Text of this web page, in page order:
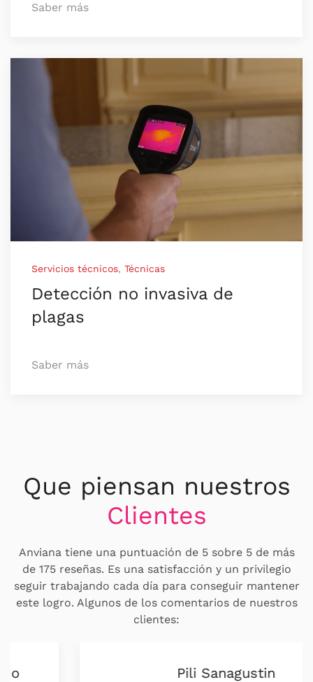
Saber más
Servicios técnicos, Técnicas
Detección no invasiva de
plagas
Saber más
Que piensan nuestros
Clientes
Anviana tiene una puntuación de 5 sobre 5 de más
de 175 reseñas. Es una satisfacción y un privilegio
seguir trabajando cada día para conseguir mantener
este logro. Algunos de los comentarios de nuestros
clientes:
Pili Sanagustin